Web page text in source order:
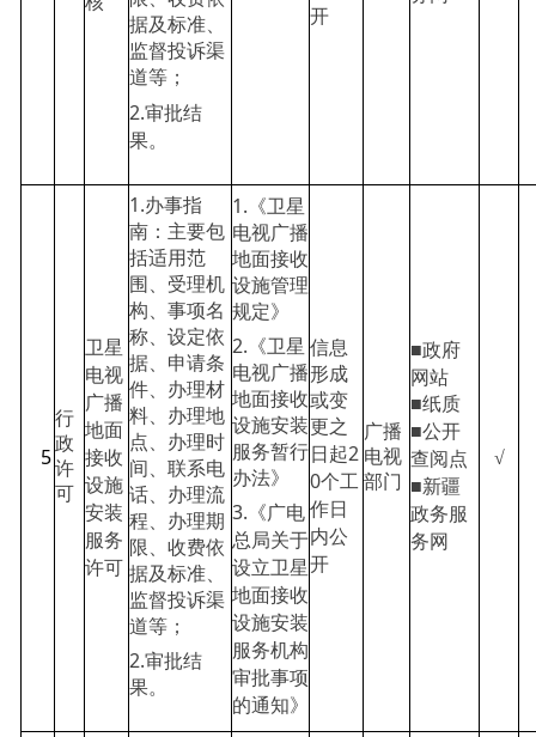
据及标准、
监督投诉渠
道等；
2.审批结
果。
开
5
行
政
许
可
卫星
电视
广播
地面
接收
设施
安装
服务
许可
1.办事指
南：主要包
括适用范
围、受理机
构、事项名
称、设定依
据、申请条
件、办理材
料、办理地
点、办理时
间、联系电
话、办理流
程、办理期
限、收费依
据及标准、
监督投诉渠
道等；
2.审批结
果。
1.《卫星
电视广播
地面接收
设施管理
规定》
2.《卫星
电视广播
地面接收
设施安装
服务暂行
办法》
3.《广电
总局关于
设立卫星
地面接收
设施安装
服务机构
审批事项
的通知》
信息
形成
或变
更之
日起2
0个工
作日
内公
开
广播
电视
部门
■政府
网站
■纸质
■公开
查阅点
■新疆
政务服
务网
√